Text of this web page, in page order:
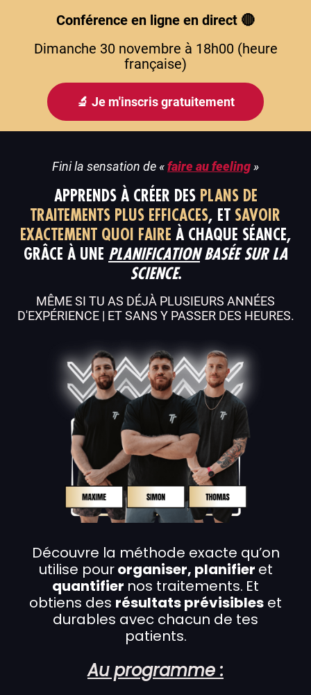
Conférence en ligne en direct 🔴
Dimanche 30 novembre à 18h00 (heure
française)
🔬 Je m'inscris gratuitement
Fini la sensation de «faire au feeling»
APPRENDS À CRÉER DES PLANS DE
TRAITEMENTS PLUS EFFICACES, ET SAVOIR
EXACTEMENT QUOI FAIRE À CHAQUE SÉANCE,
GRÂCE À UNE PLANIFICATIONBASÉE SUR LA
SCIENCE.
MÊME SI TU AS DÉJÀ PLUSIEURS ANNÉES
D'EXPÉRIENCE | ET SANS Y PASSER DES HEURES.
Découvre la méthode exacte qu’on
utilise pourorganiser, planifier et
quantifier nos traitements. Et
obtiens des résultats prévisibles et
durables avec chacun de tes
patients.
Au programme :